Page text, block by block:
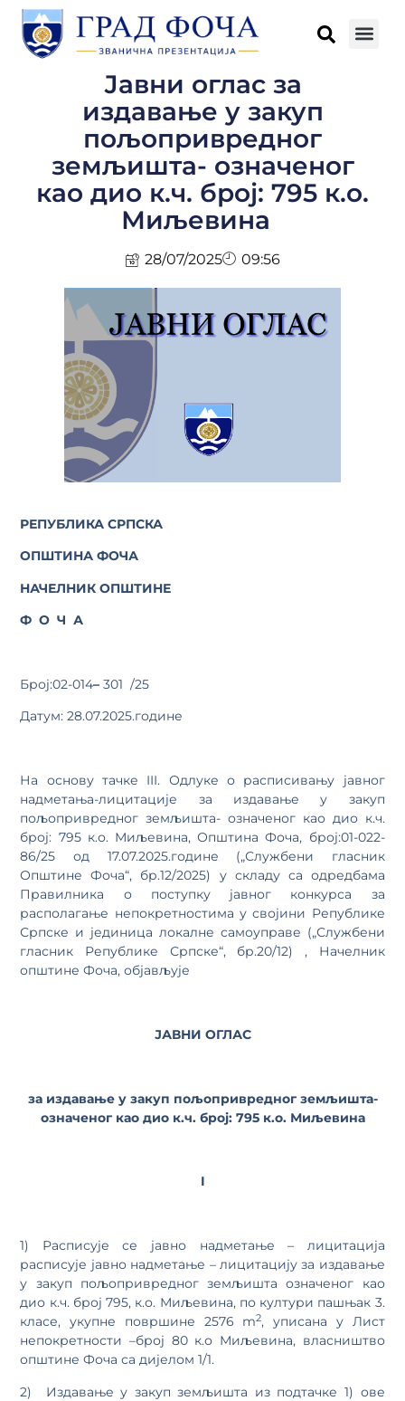
Јавни оглас за
издавање у закуп
пољопривредног
земљишта- означеног
као дио к.ч. број: 795 к.о.
Миљевина
28/07/2025 09:56
РЕПУБЛИКА СРПСКА
ОПШТИНА ФОЧА
НАЧЕЛНИК ОПШТИНЕ
Ф О Ч А
Број:02-014– 301 /25
Датум: 28.07.2025.године
На основу тачке III. Одлуке о расписивању јавног
надметања-лицитације за издавање у закуп
пољопривредног земљишта- означеног као дио к.ч.
број: 795 к.о. Миљевина, Општина Фоча, број:01-022-
86/25 од 17.07.2025.године („Службени гласник
Општине Фоча“, бр.12/2025) у складу са одредбама
Правилника о поступку јавног конкурса за
располагање непокретностима у својини Републике
Српске и јединица локалне самоуправе („Службени
гласник Републике Српске“, бр.20/12) , Начелник
општине Фоча, објављује
ЈАВНИ ОГЛАС
за издавање у закуп пољопривредног земљишта-
означеног као дио к.ч. број: 795 к.о. Миљевина
I
1) Расписује се јавно надметање – лицитација
расписује јавно надметање – лицитацију за издавање
у закуп пољопривредног земљишта означеног као
дио к.ч. број 795, к.о. Миљевина, по култури пашњак 3.
класе, укупне површине 2576 m2, уписана у Лист
непокретности –број 80 к.о Миљевина, власништво
општине Фоча са дијелом 1/1.
2) Издавање у закуп земљишта из подтачке 1) ове